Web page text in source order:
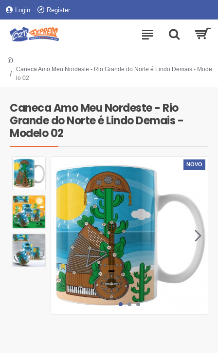
Login Register
Caneca Amo Meu Nordeste - Rio Grande do Norte é Lindo Demais - Mode
lo 02
Caneca Amo Meu Nordeste - Rio
Grande do Norte é Lindo Demais -
Modelo 02
NOVO